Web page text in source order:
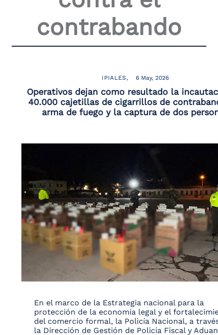
contrabando
IPIALES 6 May, 2026
Operativos dejan como resultado la
40.000 cajetillas de cigarrillos de
arma de fuego y la captura de dos
En el marco de la Estrategia nacional para la
protección de la economía legal y el
del comercio formal, la Policía Nacional, a
la Dirección de Gestión de Policía Fiscal y